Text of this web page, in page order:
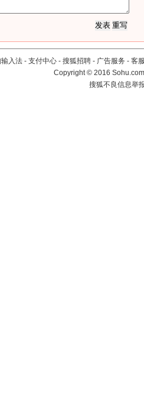
入法 - 支付中心 - 搜狐招聘 - 广告服务 - 客
Copyright©2016
搜狐不良信息举